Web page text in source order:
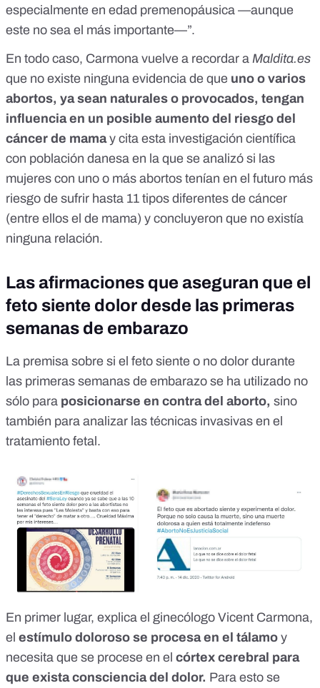
especialmente en edad premenopáusica —aunque
este no sea el más importante—”.
En todo caso, Carmona vuelve a recordar a Maldita.es
que no existe ninguna evidencia de que uno o varios
abortos, ya sean naturales o provocados, tengan
influencia en un posible aumento del riesgo del
cáncer de mamay cita esta investigación científica
con población danesa en la que se analizó si las
mujeres con uno o más abortos tenían en el futuro más
riesgo de sufrir hasta 11 tipos diferentes de cáncer
(entre ellos el de mama) y concluyeron que no existía
ninguna relación.
Las afirmaciones que aseguran que el
feto siente dolor desde las primeras
semanas de embarazo
La premisa sobre si el feto siente o no dolor durante
las primeras semanas de embarazo se ha utilizado no
sólo para posicionarse en contra del aborto, sino
también para analizar las técnicas invasivas en el
tratamiento fetal.
En primer lugar, explica el ginecólogo Vicent Carmona,
el estímulo doloroso se procesa en el tálamo y
necesita que se procese en el córtex cerebral para
que exista consciencia del dolor. Para esto se